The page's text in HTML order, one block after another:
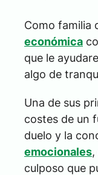
Como familia
económica
que le
algo de
Una de sus
costes de un
duelo y la
emocionales
culposo que